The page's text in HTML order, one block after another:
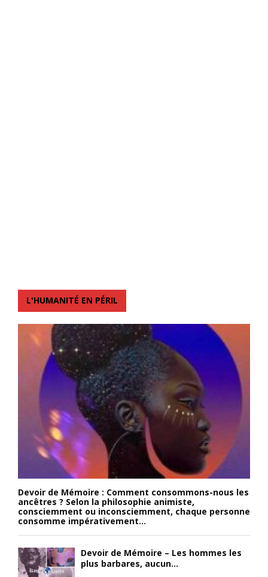
L'HUMANITÉ EN PÉRIL
Devoir de Mémoire : Comment consommons-nous les
ancêtres ? Selon la philosophie animiste,
consciemment ou inconsciemment, chaque personne
consomme impérativement...
Devoir de Mémoire – Les hommes les
plus barbares, aucun...